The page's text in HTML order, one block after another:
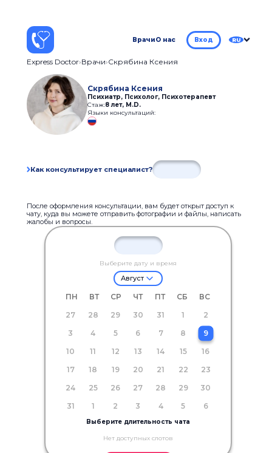
ВрачиО нас Вход RU
Express Doctor Врачи Скрябина Ксения
Скрябина Ксения
Психиатр, Психолог, Психотерапевт
Стаж:8 лет, M.D.
Языки консультаций:
Как консультирует специалист?
После оформления консультации, вам будет открыт доступ к
чату, куда вы можете отправить фотографии и файлы, написать
жалобы и вопросы.
Выберите дату и время
Август
ПН ВТ СР ЧТ ПТ СБ
ВС
27
28 29 30 31 1
2
3
4 5 6 7 8
9
10
11 12 13 14 15
16
17
18 19 20 21 22
23
24
25 26 27 28 29
30
31
1 2 3 4 5 6
Выберите длительность чата
Нет доступных слотов